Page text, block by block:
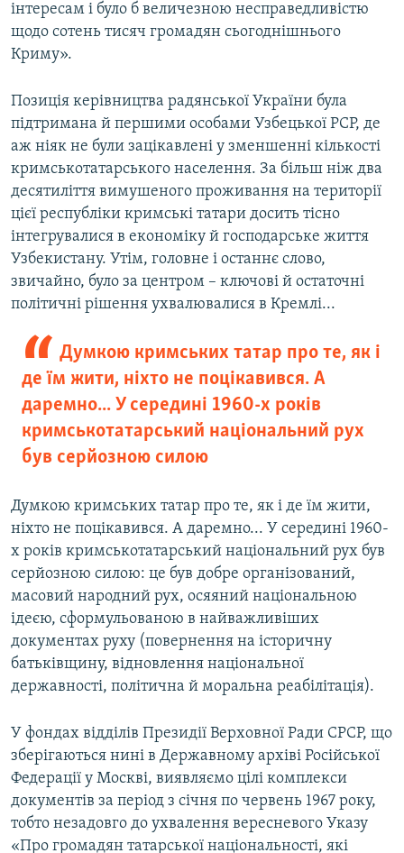
інтересам і було б величезною несправедливістю
щодо сотень тисяч громадян сьогоднішнього
Криму».
Позиція керівництва радянської України була
підтримана й першими особами Узбецької РСР, де
аж ніяк не були зацікавлені у зменшенні кількості
кримськотатарського населення. За більш ніж два
десятиліття вимушеного проживання на території
цієї республіки кримські татари досить тісно
інтегрувалися в економіку й господарське життя
Узбекистану. Утім, головне і останнє слово,
звичайно, було за центром – ключові й остаточні
політичні рішення ухвалювалися в Кремлі...
Думкою кримських татар про те, як і
де їм жити, ніхто не поцікавився. А
даремно... У середині 1960-х років
кримськотатарський національний рух
був серйозною силою
Думкою кримських татар про те, як і де їм жити,
ніхто не поцікавився. А даремно... У середині 1960-
х років кримськотатарський національний рух був
серйозною силою: це був добре організований,
масовий народний рух, осяяний національною
ідеєю, сформульованою в найважливіших
документах руху (повернення на історичну
батьківщину, відновлення національної
державності, політична й моральна реабілітація).
У фондах відділів Президії Верховної Ради СРСР, що
зберігаються нині в Державному архіві Російської
Федерації у Москві, виявляємо цілі комплекси
документів за період з січня по червень 1967 року,
тобто незадовго до ухвалення вересневого Указу
«Про громадян татарської національності, які